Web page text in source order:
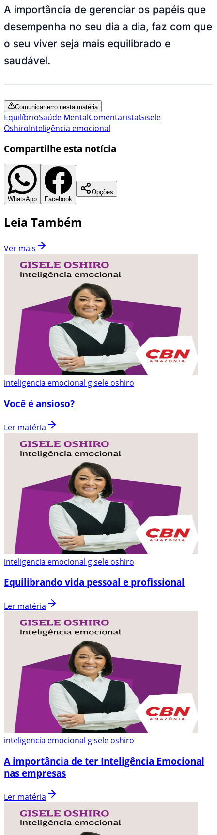
A importância de gerenciar os papéis que
desempenha no seu dia a dia, faz com que
o seu viver seja mais equilibrado e
saudável.
Comunicar erro nesta matéria
EquilíbrioSaúde MentalComentaristaGisele
OshiroInteligência emocional
Compartilhe esta notícia
WhatsApp Facebook
Opções
Leia Também
Ver mais
inteligencia emocional gisele oshiro
Você é ansioso?
Ler matéria
inteligencia emocional gisele oshiro
Equilibrando vida pessoal e profissional
Ler matéria
inteligencia emocional gisele oshiro
A importância de ter Inteligência Emocional
nas empresas
Ler matéria